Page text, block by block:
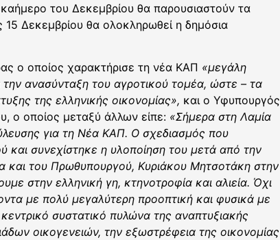
του Δεκεμβρίου θα παρουσιαστούν τα
Δεκεμβρίου θα ολοκληρωθεί η δημόσια
ο οποίος χαρακτήρισε τη νέα ΚΑΠ «μεγάλη
ανασύνταξη του αγροτικού τομέα, ώστε – τα
της ελληνικής οικονομίας», και ο Υφυπουργός
ο οποίος μεταξύ άλλων είπε: «Σήμερα στη Λαμία
για τη Νέα ΚΑΠ. Ο σχεδιασμός που
και συνεχίστηκε η υλοποίηση του μετά από την
και του Πρωθυπουργού, Κυριάκου Μητσοτάκη στην
στην ελληνική γη, κτηνοτροφία και αλιεία. Όχι
με πολύ μεγαλύτερη προοπτική και φυσικά με
συστατικό πυλώνα της αναπτυξιακής
οικογενειών, την εξωστρέφεια της οικονομίας